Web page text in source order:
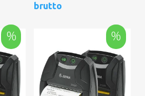
1.865,85 zł.
brutto
% %